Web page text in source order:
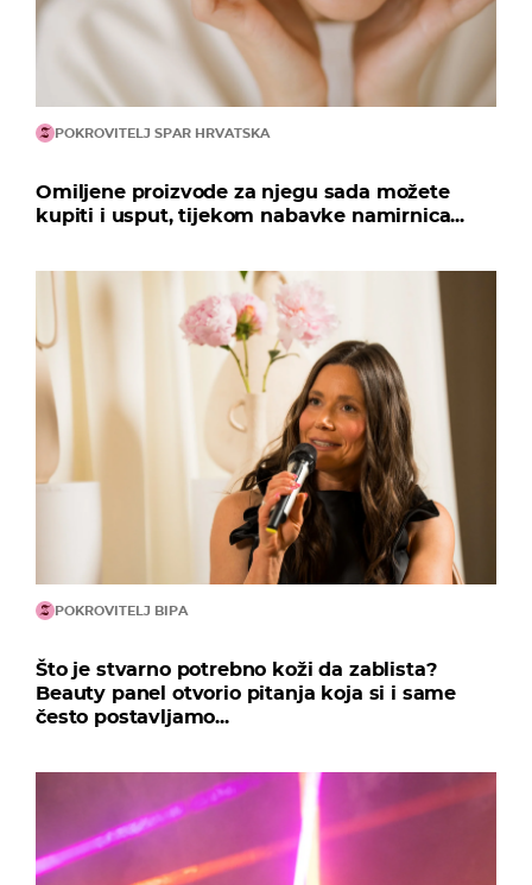
POKROVITELJ SPAR HRVATSKA
Omiljene proizvode za njegu sada možete
kupiti i usput, tijekom nabavke namirnica...
POKROVITELJ BIPA
Što je stvarno potrebno koži da zablista?
Beauty panel otvorio pitanja koja si i same
često postavljamo...